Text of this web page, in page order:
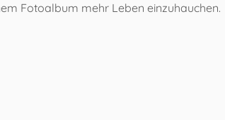
Fotoalbum mehr Leben einzuhauchen.